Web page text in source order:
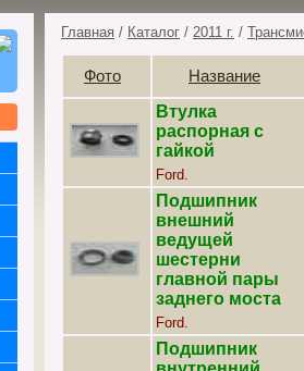
Escape
Главная / Каталог / 2011 г. /
Фото Название
Втулка
распорная с
гайкой
Ford.
Подшипник
внешний
ведущей
шестерни
главной пары
заднего моста
Ford.
Подшипник